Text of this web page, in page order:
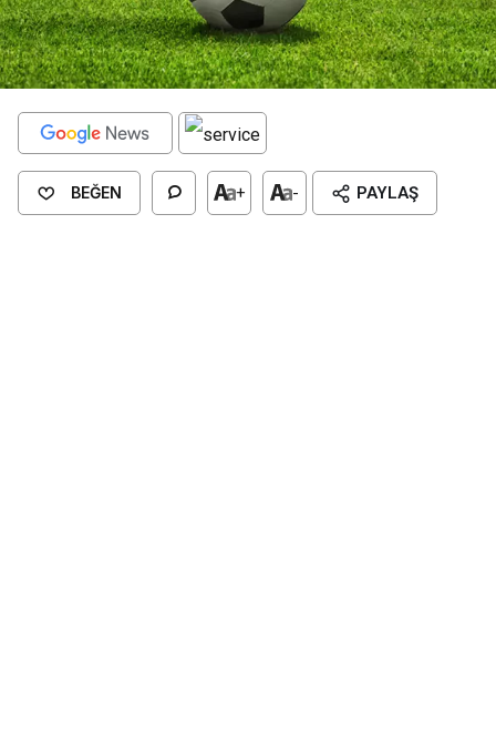
BEĞEN + - PAYLAŞ